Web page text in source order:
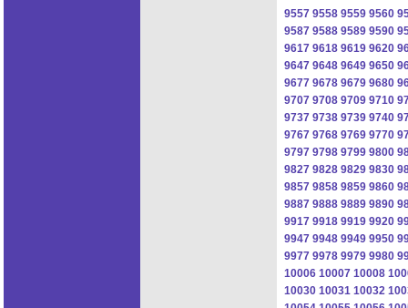
9557 9558 9559 9560
9587 9588 9589 9590
9617 9618 9619 9620
9647 9648 9649 9650
9677 9678 9679 9680
9707 9708 9709 9710
9737 9738 9739 9740
9767 9768 9769 9770
9797 9798 9799 9800
9827 9828 9829 9830
9857 9858 9859 9860
9887 9888 9889 9890
9917 9918 9919 9920
9947 9948 9949 9950
9977 9978 9979 9980
10006 10007 10008
10030 10031 10032